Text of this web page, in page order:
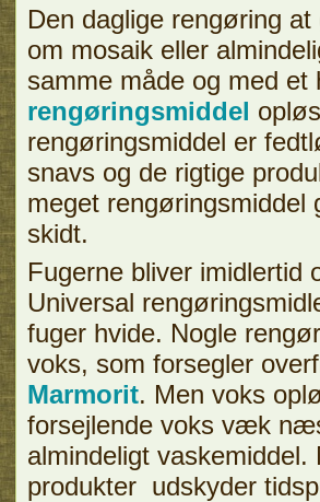
Den daglige rengøring
om mosaik eller
samme måde og med et
rengøringsmiddel
rengøringsmiddel er
snavs og de rigtige
meget
skidt.
Fugerne bliver
Universal
fuger hvide. Nogle
voks, som forsegler
Marmorit. Men voks
forsejlende voks væk
almindeligt
produkter udskyder